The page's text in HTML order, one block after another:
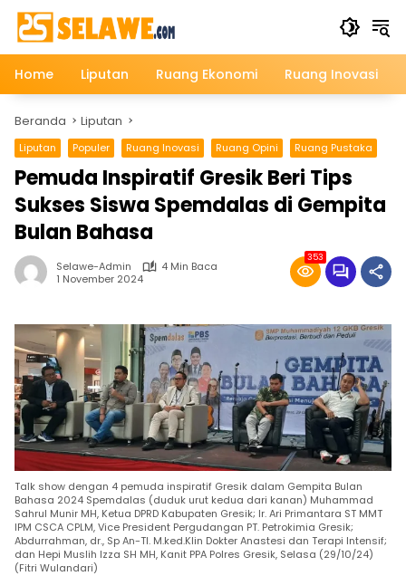
Langsung
konten
Home
Liputan Ruang Ekonomi Ruang Inovasi
Beranda Liputan
Liputan Populer Ruang Inovasi Ruang Opini Ruang Pustaka
Pemuda Inspiratif Gresik Beri Tips
Sukses Siswa Spemdalas di Gempita
Bulan Bahasa
Selawe-Admin
4 Min Baca
1 November 2024
353
Talk show dengan 4 pemuda inspiratif Gresik dalam Gempita Bulan
Bahasa 2024 Spemdalas (duduk urut kedua dari kanan) Muhammad
Sahrul Munir MH, Ketua DPRD Kabupaten Gresik; Ir. Ari Primantara ST MMT
IPM CSCA CPLM, Vice President Pergudangan PT. Petrokimia Gresik;
Abdurrahman, dr., Sp An-TI. M.ked.Klin Dokter Anastesi dan Terapi Intensif;
dan Hepi Muslih Izza SH MH, Kanit PPA Polres Gresik, Selasa (29/10/24)
(Fitri Wulandari)